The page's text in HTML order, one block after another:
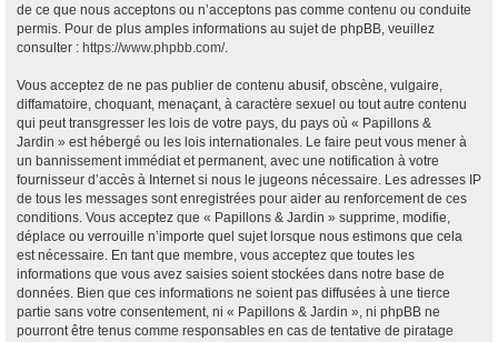
de ce que nous acceptons ou n’acceptons pas comme contenu ou conduite
permis. Pour de plus amples informations au sujet de phpBB, veuillez
consulter : https://www.phpbb.com/.
Vous acceptez de ne pas publier de contenu abusif, obscène, vulgaire,
diffamatoire, choquant, menaçant, à caractère sexuel ou tout autre contenu
qui peut transgresser les lois de votre pays, du pays où « Papillons &
Jardin » est hébergé ou les lois internationales. Le faire peut vous mener à
un bannissement immédiat et permanent, avec une notification à votre
fournisseur d’accès à Internet si nous le jugeons nécessaire. Les adresses IP
de tous les messages sont enregistrées pour aider au renforcement de ces
conditions. Vous acceptez que « Papillons & Jardin » supprime, modifie,
déplace ou verrouille n’importe quel sujet lorsque nous estimons que cela
est nécessaire. En tant que membre, vous acceptez que toutes les
informations que vous avez saisies soient stockées dans notre base de
données. Bien que ces informations ne soient pas diffusées à une tierce
partie sans votre consentement, ni « Papillons & Jardin », ni phpBB ne
pourront être tenus comme responsables en cas de tentative de piratage